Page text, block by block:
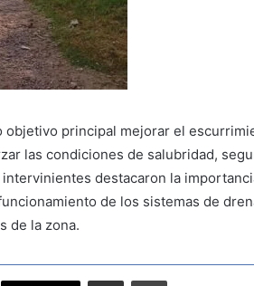
objetivo principal mejorar el
las condiciones de salubridad,
destacaron la
de los sistemas de
de la zona.